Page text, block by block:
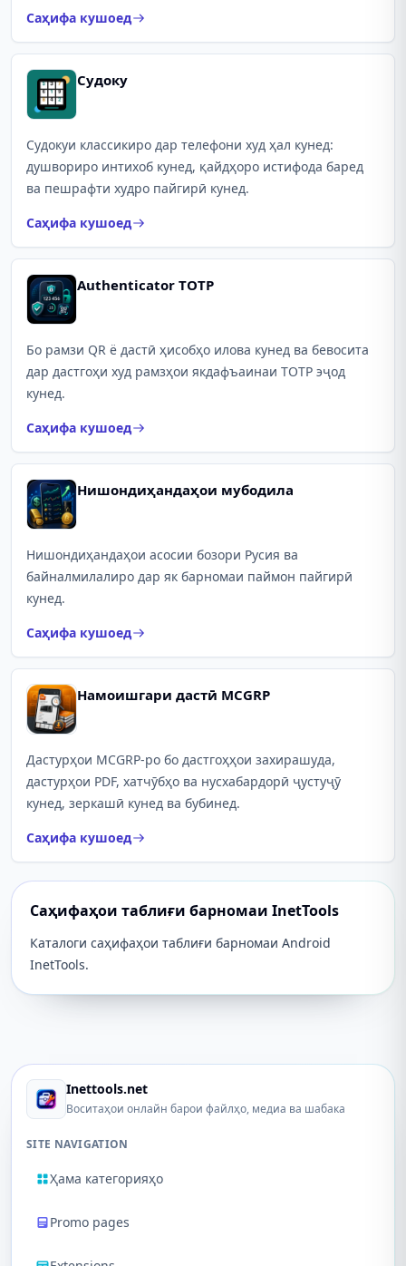
Саҳифа кушоед
Судоку
Судокуи классикиро дар телефони худ ҳал кунед:
душвориро интихоб кунед, қайдҳоро истифода баред
ва пешрафти худро пайгирӣ кунед.
Саҳифа кушоед
Authenticator TOTP
Бо рамзи QR ё дастӣ ҳисобҳо илова кунед ва бевосита
дар дастгоҳи худ рамзҳои якдафъаинаи TOTP эҷод
кунед.
Саҳифа кушоед
Нишондиҳандаҳои мубодила
Нишондиҳандаҳои асосии бозори Русия ва
байналмилалиро дар як барномаи паймон пайгирӣ
кунед.
Саҳифа кушоед
Намоишгари дастӣ MCGRP
Дастурҳои MCGRP-ро бо дастгоҳҳои захирашуда,
дастурҳои PDF, хатчӯбҳо ва нусхабардорӣ ҷустуҷӯ
кунед, зеркашӣ кунед ва бубинед.
Саҳифа кушоед
Саҳифаҳои таблиғи барномаи InetTools
Каталоги саҳифаҳои таблиғи барномаи Android
InetTools.
Inettools.net
Воситаҳои онлайн барои файлҳо, медиа ва шабака
SITE NAVIGATION
Ҳама категорияҳо
Promo pages